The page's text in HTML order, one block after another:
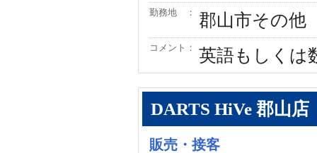
勤務地 ： 郡山市その他
コメント： 英語もしくは
DARTS HiVe 郡山店
販売・接客